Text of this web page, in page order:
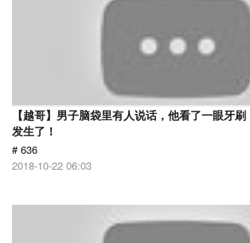
【越哥】男子脑袋里有人说话，他看了一眼牙
发生了！
# 636
2018-10-22 06:03